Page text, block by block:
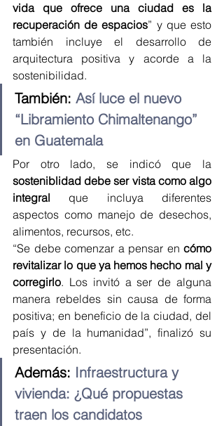
vida que ofrece una ciudad es la
recuperación de espacios” y que esto
también incluye el desarrollo de
arquitectura positiva y acorde a la
sostenibilidad.
También: Así luce el nuevo
“Libramiento Chimaltenango”
en Guatemala
sosteniblidad debe ser vista como algo
integral que incluya diferentes
aspectos como manejo de desechos,
alimentos, recursos, etc.
“Se debe comenzar a pensar en cómo
revitalizar lo que ya hemos hecho mal y
corregirlo. Los invitó a ser de alguna
manera rebeldes sin causa de forma
positiva; en beneficio de la ciudad, del
país y de la humanidad”, finalizó su
presentación.
Además: Infraestructura y
vivienda: ¿Qué propuestas
traen los candidatos